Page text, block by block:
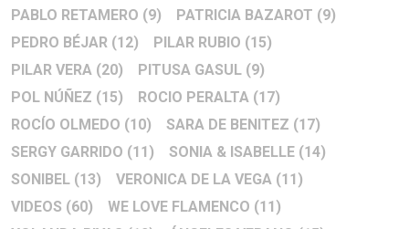
PABLO RETAMERO (9) PATRICIA BAZAROT (9)
PEDRO BÉJAR (12) PILAR RUBIO (15)
PILAR VERA (20) PITUSA GASUL (9)
POL NÚÑEZ (15) ROCIO PERALTA (17)
ROCÍO OLMEDO (10) SARA DE BENITEZ (17)
SERGY GARRIDO (11) SONIA & ISABELLE (14)
SONIBEL (13) VERONICA DE LA VEGA (11)
VIDEOS (60) WE LOVE FLAMENCO (11)